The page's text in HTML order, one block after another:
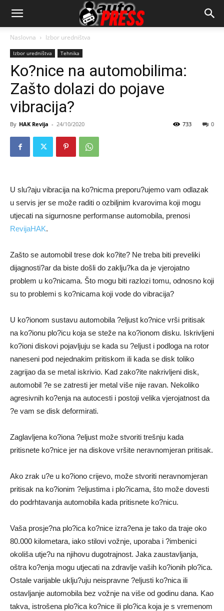
AutopressHR
Naslovna Izbor uredništva
Izbor uredništva Tehnika
Ko?nice na automobilima:
Zašto dolazi do pojave
vibracija?
By HAK Revija - 24/10/2020 0
733
U slu?aju vibracija na ko?nicma preporu?ujemo vam odlazak
u servis jer se može raditi o ozbiljnim kvarovima koji mogu
utjecati na sigurnosne performanse automobila, prenosi
RevijaHAK.
Zašto se automobil trese dok ko?ite? Ne treba biti preveliki
dijagnosti?ar da biste došli do zaklju?ka da je vjerojatno
problem u ko?nicama. Što mogu biti razlozi tomu, odnosno koji
su to problemi s ko?nicama koji vode do vibracija?
U ko?ionom sustavu automobila ?eljust ko?nice vrši pritisak
na ko?ionu plo?icu koja se steže na ko?ionom disku. Iskrivljeni
ko?ioni diskovi pojavljuju se kada su ?eljust i podloga na rotor
naneseni pod nejednakim pritiskom ili kada se disk toliko
zagrijao da se metal iskrivio. Kad zako?ite nakrivljeni disk,
automobil ?e se zatresti jer metal više nije ravan. Nekoliko
agresivnih ko?enja na autocesti i postoji velika vjerojatnost da
?e vam se disk deformirati.
Zaglavljena ko?iona ?eljust može stvoriti trešnju kada
pritisnete ko?nice jer na diskove vršite neravnomjeran pritisak.
Ako zrak u?e u ko?iono crijevo, može stvoriti neravnomjeran
pritisak na ko?ionim ?eljustima i plo?icama, što može dovesti
do podrhtavanja automobila kada pritisnete ko?nicu.
Vaša prosje?na plo?ica ko?nice izra?ena je tako da traje oko
80.000 kilometara, iako stilovi vožnje, uporaba i ?imbenici
okoliša utje?u na njihovu dugotrajnost. Jaka zaustavljanja,
oštra ko?enja mogu utjecati na zdravlje vaših ko?ionih plo?ica.
Ostale varijable uklju?uju neispravne ?eljusti ko?nica ili
ostavljanje automobila bez vožnje na više od godinu dana. Kao
takva, istrošena plo?ica ko?nice ili plo?ica koja je s vremenom